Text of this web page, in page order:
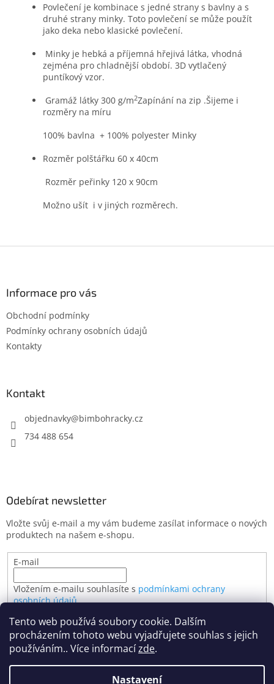
Tento web používá soubory cookie. Dalším
procházením tohoto webu vyjadřujete souhlas s jejich
používáním.. Více informacízde.
Nastavení
Povlečení je kombinace s jedné strany s bavlny a s
druhé strany minky. Toto povlečení se může použít
jako deka nebo klasické povlečení.
Minky je hebká a příjemná hřejivá látka, vhodná
zejména pro chladnější období. 3D vytlačený
puntíkový vzor.
Gramáž látky 300 g/m2Zapínání na zip .Šijeme i
rozměry na míru
100% bavlna + 100% polyester Minky
Rozměr polštářku 60 x 40cm
Rozměr peřinky 120 x 90cm
Možno ušít i v jiných rozměrech.
Informace pro vás
Obchodní podmínky
Podmínky ochrany osobních údajů
Kontakty
Kontakt
objednavky@bimbohracky.cz
734 488 654
Odebírat newsletter
Vložte svůj e-mail a my vám budeme zasílat informace o nových
produktech na našem e-shopu.
E-mail
Vložením e-mailu souhlasíte s podmínkami ochrany
osobních údajů
PŘIHLÁSIT SE